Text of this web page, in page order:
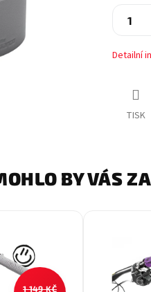
Detailní
TISK
BY VÁS
1 149 KČ